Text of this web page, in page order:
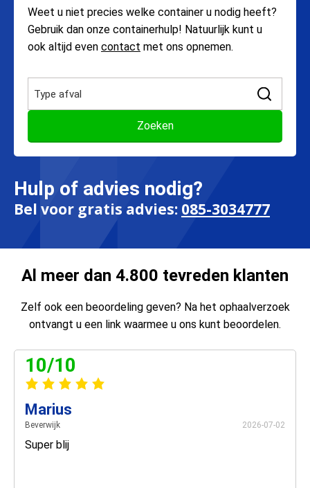
Weet u niet precies welke container u nodig heeft?
Gebruik dan onze containerhulp! Natuurlijk kunt u
ook altijd even contact met ons opnemen.
Hulp of advies nodig?
Bel voor gratis advies: 085-3034777
Al meer dan 4.800 tevreden klanten
Zelf ook een beoordeling geven? Na het ophaalverzoek
ontvangt u een link waarmee u ons kunt beoordelen.
10/10
Marius
Beverwijk 2026-07-02
Super blij